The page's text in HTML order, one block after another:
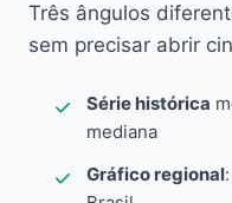
Três ângulos
sem precisar abrir
Série histórica
mediana
Gráfico regional